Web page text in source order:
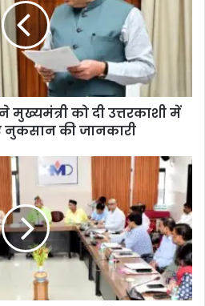
को दी उत्तरकाशी में
नुकसान की जानकारी